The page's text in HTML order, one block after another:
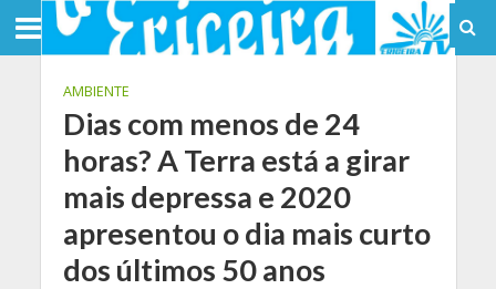
AMBIENTE
Dias com menos de 24
horas? A Terra está a girar
mais depressa e 2020
apresentou o dia mais curto
dos últimos 50 anos